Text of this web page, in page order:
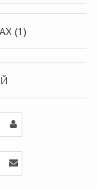
(1)